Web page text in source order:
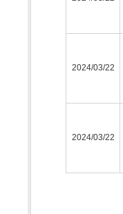
2024/03/22
2024/03/22